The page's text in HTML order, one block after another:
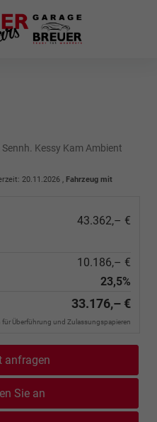
Sennh. Kessy Kam Ambient
20.11.2026 , Fahrzeug mit
43.362,– €
10.186,– €
23,5%
33.176,– €
für Überführung und Zulassungspapieren
anfragen
Sie an